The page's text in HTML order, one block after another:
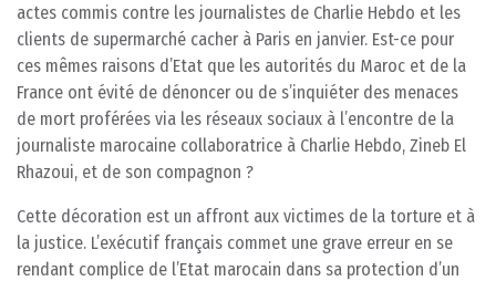
actes commis contre les journalistes de Charlie Hebdo et les
clients de supermarché cacher à Paris en janvier. Est-ce pour
ces mêmes raisons d’Etat que les autorités du Maroc et de la
France ont évité de dénoncer ou de s’inquiéter des menaces
de mort proférées via les réseaux sociaux à l’encontre de la
journaliste marocaine collaboratrice à Charlie Hebdo, Zineb El
Rhazoui, et de son compagnon ?
Cette décoration est un affront aux victimes de la torture et à
la justice. L’exécutif français commet une grave erreur en se
rendant complice de l’Etat marocain dans sa protection d’un